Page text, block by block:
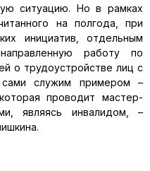
ситуацию. Но в рамках
на полгода, при
инициатив, отдельным
работу по
о трудоустройстве лиц с
сами служим примером –
проводит мастер-
являясь инвалидом, –